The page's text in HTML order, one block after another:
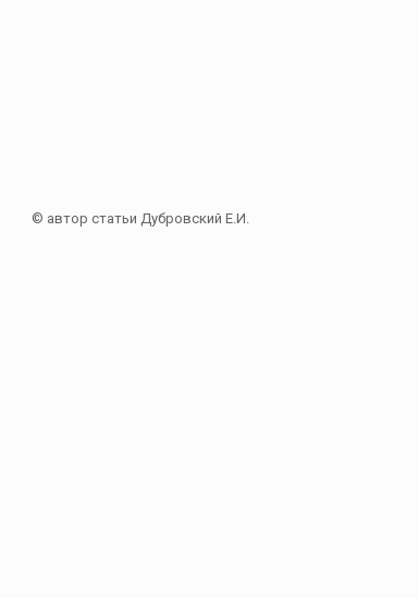
© автор статьи Дубровский Е.И.